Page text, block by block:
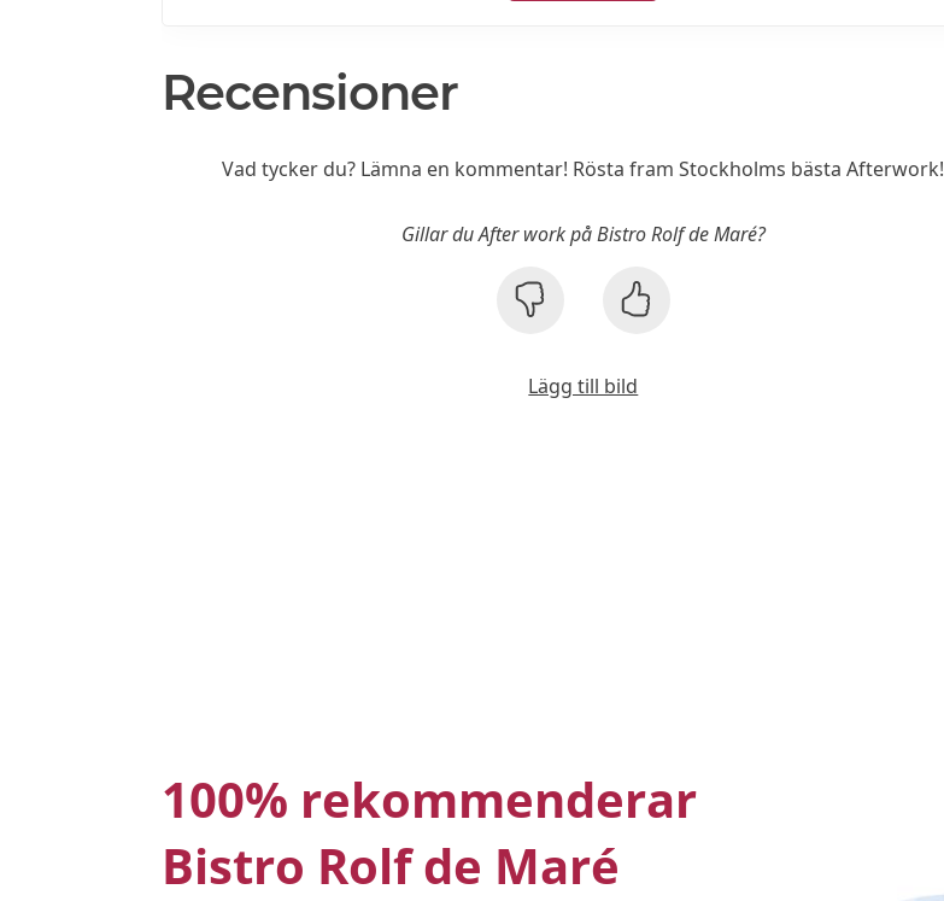
Recensioner
Vad tycker du? Lämna en kommentar! Rösta fram Stockholms bästa Afterwork!
Gillar du After work på Bistro Rolf de Maré?
Lägg till bild
100% rekommenderar
Bistro Rolf de Maré